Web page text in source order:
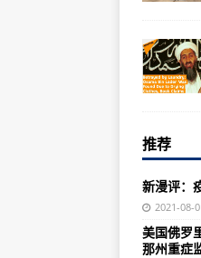
推荐
新漫评：
2021-08-
美国佛罗
那州重症